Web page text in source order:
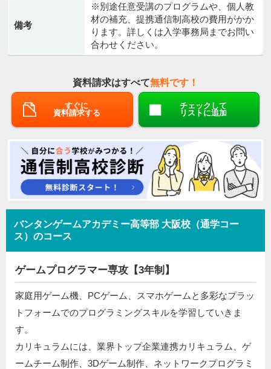
備考
※別途任意受講のプログラムや、個人教
材の補充、提携通信制高校の費用がかか
ります。詳しくは入学事務局までお問い
合わせください。
資料請求はすべて無料です！
すぐに
資料請求する
チェックして
リストに追加
バンタンゲームアカデミー高等部 大阪校（通学コー
ス）のコース
ゲームプログラマー専攻【3年制】
家庭用ゲーム機、PCゲーム、スマホゲームと多彩なプラッ
トフォームでのプログラミングスキルを学習していきま
す。
カリキュラムには、業界トップ企業連携カリキュラム、ゲ
ームチーム制作、3Dゲーム制作、ネットワークプログラミ